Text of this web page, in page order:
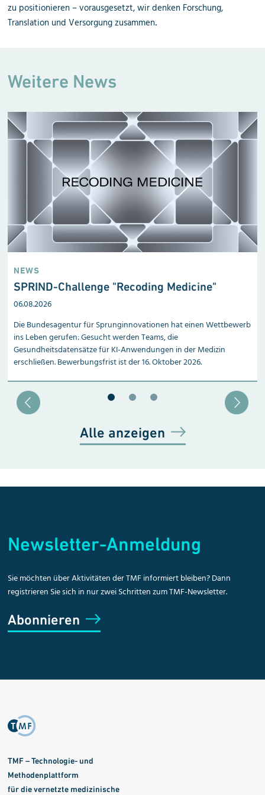
zu positionieren – vorausgesetzt, wir denken Forschung,
Translation und Versorgung zusammen.
Weitere News
NEWS
SPRIND-Challenge "Recoding Medicine"
06.08.2026
Die Bundesagentur für Sprunginnovationen hat einen Wettbewerb
ins Leben gerufen: Gesucht werden Teams, die
Gesundheitsdatensätze für KI-Anwendungen in der Medizin
erschließen. Bewerbungsfrist ist der 16. Oktober 2026.
Alle anzeigen
Newsletter-Anmeldung
Sie möchten über Aktivitäten der TMF informiert bleiben? Dann
registrieren Sie sich in nur zwei Schritten zum TMF-Newsletter.
Abonnieren
TMF – Technologie- und
Methodenplattform
für die vernetzte medizinische